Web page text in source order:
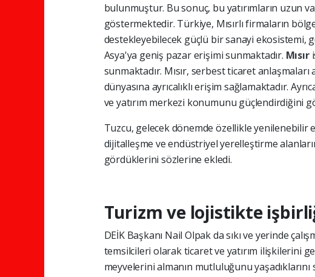
bulunmuştur. Bu sonuç, bu yatırımların uzun
göstermektedir. Türkiye, Mısırlı firmaların
destekleyebilecek güçlü bir sanayi ekosistemi,
Asya'ya geniş pazar erişimi sunmaktadır. Mısır
sunmaktadır. Mısır, serbest ticaret anlaşmaları
dünyasına ayrıcalıklı erişim sağlamaktadır.
ve yatırım merkezi konumunu güçlendirdiğini
Tuzcu, gelecek dönemde özellikle yenilenebilir
dijitalleşme ve endüstriyel yerelleştirme
gördüklerini sözlerine ekledi.
Turizm ve lojistikte
DEİK Başkanı Nail Olpak da sıkı ve yerinde
temsilcileri olarak ticaret ve yatırım ilişkilerini
meyvelerini almanın mutluluğunu yaşadıklarını